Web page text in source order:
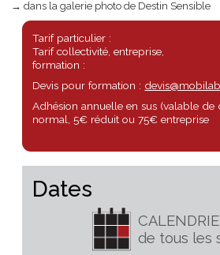
→ de 9h à 13h
→ niveau demandé: pas de pré requis
→ prêt possible d’appareil photo
→ dans la galerie photo de Destin
Tarif particulier :
Tarif collectivité, entreprise,
formation :
Adhésion annuelle en sus
normal, 5€ réduit ou 75€ entreprise